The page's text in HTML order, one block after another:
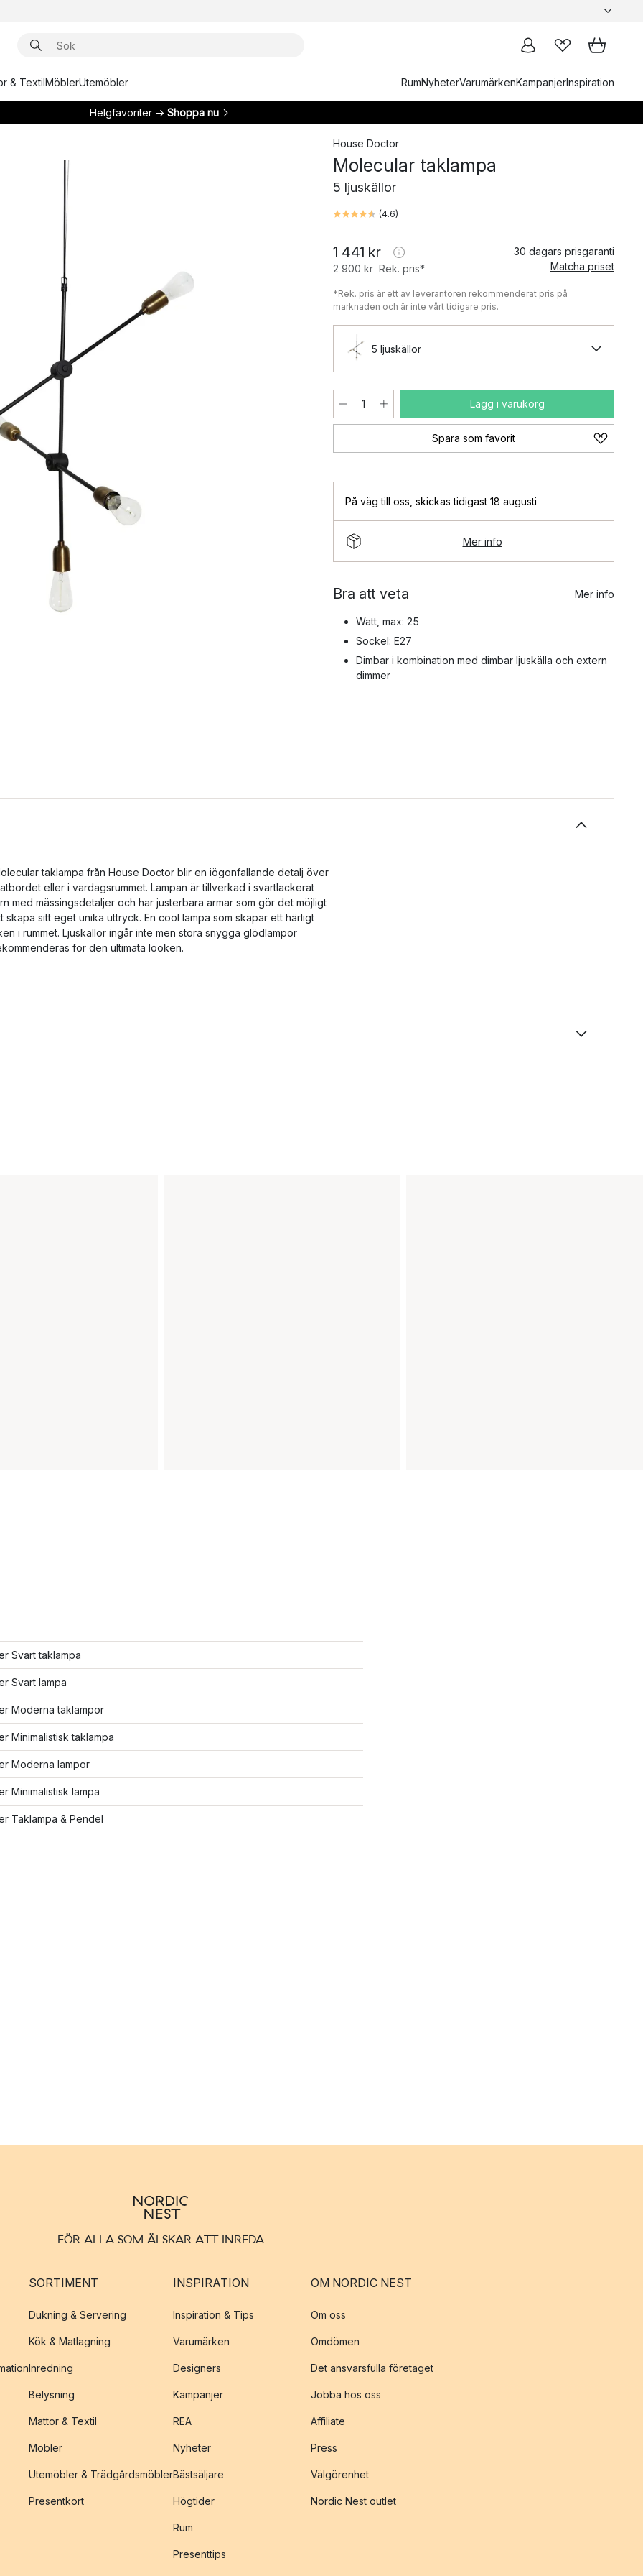
& TextilMöblerUtemöbler RumNyheterVarumärkenKampanjerInspiration
Helgfavoriter → Shoppa nu
House Doctor
Molecular taklampa
5 ljuskällor
(4.6)
1 441 kr
2 900 kr Rek. pris*
30 dagars prisgaranti
Matcha priset
*Rek. pris är ett av leverantören rekommenderat pris på
marknaden och är inte vårt tidigare pris.
5 ljuskällor
Lägg i varukorg
Spara som favorit
På väg till oss skickas tidigast 18 augusti
Mer info
Bra att veta Mer info
Watt, max: 25
Sockel: E27
Dimbar i kombination med dimbar ljuskälla och extern
dimmer
taklampa från House Doctor blir en iögonfallande detalj över
eller i vardagsrummet. Lampan är tillverkad i svartlackerat
med mässingsdetaljer och har justerbara armar som gör det möjligt
skapa sitt eget unika uttryck. En cool lampa som skapar ett härligt
i rummet. Ljuskällor ingår inte men stora snygga glödlampor
för den ultimata looken.
Svart taklampa
Svart lampa
Moderna taklampor
Minimalistisk taklampa
Moderna lampor
Minimalistisk lampa
Taklampa & Pendel
FÖR ALLA SOM ÄLSKAR ATT INREDA
SORTIMENT
Dukning & Servering
Kök & Matlagning
Inredning
Belysning
Mattor & Textil
Möbler
Utemöbler & Trädgårdsmöbler
Presentkort
INSPIRATION
Inspiration & Tips
Varumärken
Designers
Kampanjer
REA
Nyheter
Bästsäljare
Högtider
Rum
Presenttips
OM NORDIC NEST
Om oss
Omdömen
Det ansvarsfulla företaget
Jobba hos oss
Affiliate
Press
Välgörenhet
Nordic Nest outlet